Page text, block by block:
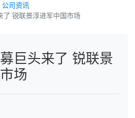
公司资讯
了 锐联景淳进军中国市场
巨头来了 锐联景
场